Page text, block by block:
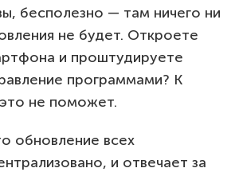
бесполезно — там ничего ни
не будет. Откроете
и проштудируете
программами? К
не поможет.
обновление всех
и отвечает за